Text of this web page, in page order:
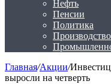
Нефть
Пенсии
Политика
Производство
Главная/Акции/
выросли на четверть